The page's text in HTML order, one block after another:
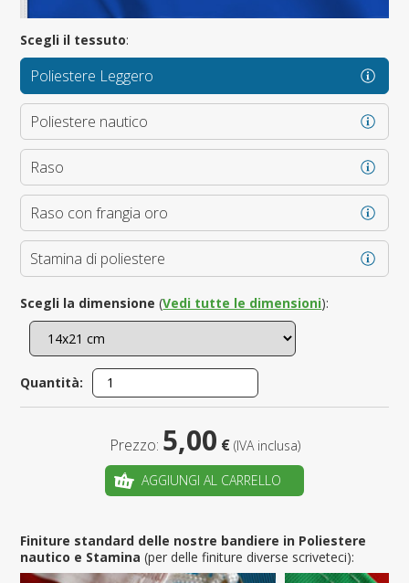
Scegli il tessuto:
Poliestere Leggero
Poliestere nautico
Raso
Raso con frangia oro
Stamina di poliestere
Scegli la dimensione (Vedi tutte le dimensioni):
Quantità:
Prezzo: 5,00 € (IVA inclusa)
AGGIUNGI AL CARRELLO
Finiture standard delle nostre bandiere in Poliestere
nautico e Stamina(per delle finiture diverse scriveteci):